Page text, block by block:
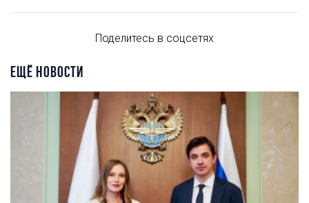
Поделитесь в соцсетях
ЕЩЁ НОВОСТИ